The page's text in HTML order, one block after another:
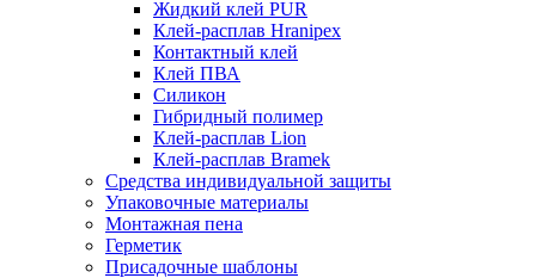
Жидкий клей PUR
Клей-расплав Hranipex
Контактный клей
Клей ПВА
Силикон
Гибридный полимер
Клей-расплав Lion
Клей-расплав Bramek
Средства индивидуальной защиты
Упаковочные материалы
Монтажная пена
Герметик
Присадочные шаблоны